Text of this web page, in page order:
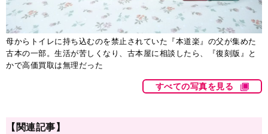
母からトイレに持ち込むのを禁止されていた『本道楽』の父が集めた
古本の一部。生活が苦しくなり、古本屋に相談したら、『復刻版』と
かで高価買取は無理だった
すべての写真を見る
【関連記事】